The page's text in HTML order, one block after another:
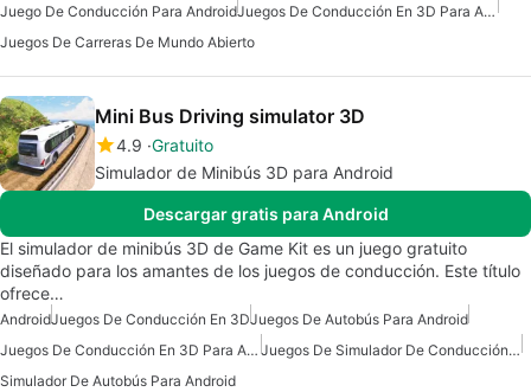
Juego De Conducción Para Android
Juegos De Conducción En 3D Para Android
Juegos De Carreras De Mundo Abierto
Mini Bus Driving simulator 3D
4.9 Gratuito
Simulador de Minibús 3D para Android
Descargar gratis para Android
El simulador de minibús 3D de Game Kit es un juego gratuito
diseñado para los amantes de los juegos de conducción. Este título
ofrece…
AndroidJuegos De Conducción En 3DJuegos De Autobús Para Android
Juegos De Conducción En 3D Para Android
Juegos De Simulador De Conducción Para Android
Simulador De Autobús Para Android